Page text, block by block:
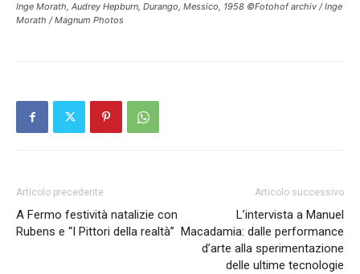
Inge Morath, Audrey Hepburn, Durango, Messico, 1958 ©Fotohof archiv / Inge
Morath / Magnum Photos
Articolo precedente
A Fermo festività natalizie con
Rubens e “I Pittori della realtà”
Articolo successivo
L’intervista a Manuel
Macadamia: dalle performance
d’arte alla sperimentazione
delle ultime tecnologie